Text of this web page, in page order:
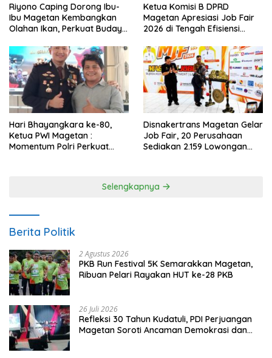
Riyono Caping Dorong Ibu-
Ibu Magetan Kembangkan
Olahan Ikan, Perkuat Budaya
Ketua Komisi B DPRD
Magetan Apresiasi Job Fair
2026 di Tengah Efisiensi
Hari Bhayangkara ke-80,
Ketua PWI Magetan :
Momentum Polri Perkuat
Disnakertrans Magetan Gelar
Job Fair, 20 Perusahaan
Sediakan 2.159 Lowongan
Selengkapnya
Berita Politik
2 Agustus 2026
PKB Run Festival 5K Semarakkan Magetan,
Ribuan Pelari Rayakan HUT ke-28 PKB
26 Juli 2026
Refleksi 30 Tahun Kudatuli, PDI Perjuangan
Magetan Soroti Ancaman Demokrasi dan